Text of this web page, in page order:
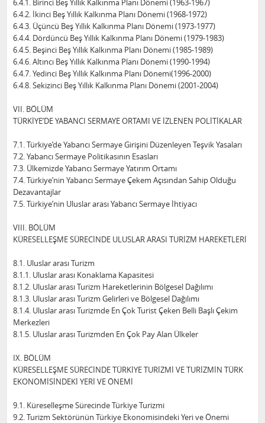
6.4.1. Birinci Beş Yıllık Kalkınma Planı Dönemi (1963-1967)
6.4.2. İkinci Beş Yıllık Kalkınma Planı Dönemi (1968-1972)
6.4.3. Üçüncü Beş Yıllık Kalkınma Planı Dönemi (1973-1977)
6.4.4. Dördüncü Beş Yıllık Kalkınma Planı Dönemi (1979-1983)
6.4.5. Beşinci Beş Yıllık Kalkınma Planı Dönemi (1985-1989)
6.4.6. Altıncı Beş Yıllık Kalkınma Planı Dönemi (1990-1994)
6.4.7. Yedinci Beş Yıllık Kalkınma Planı Dönemi(1996-2000)
6.4.8. Sekizinci Beş Yıllık Kalkınma Planı Dönemi (2001-2004)
VII. BÖLÜM
TÜRKİYE’DE YABANCI SERMAYE ORTAMI VE İZLENEN POLİTİKALAR
7.1. Türkiye’de Yabancı Sermaye Girişini Düzenleyen Teşvik Yasaları
7.2. Yabancı Sermaye Politikasının Esasları
7.3. Ülkemizde Yabancı Sermaye Yatırım Ortamı
7.4. Türkiye’nin Yabancı Sermaye Çekem Açısından Sahip Olduğu
Dezavantajlar
7.5. Türkiye’nin Uluslar arası Yabancı Sermaye İhtiyacı
VIII. BÖLÜM
KÜRESELLEŞME SÜRECİNDE ULUSLAR ARASI TURİZM HAREKETLERİ
8.1. Uluslar arası Turizm
8.1.1. Uluslar arası Konaklama Kapasitesi
8.1.2. Uluslar arası Turizm Hareketlerinin Bölgesel Dağılımı
8.1.3. Uluslar arası Turizm Gelirleri ve Bölgesel Dağılımı
8.1.4. Uluslar arası Turizmde En Çok Turist Çeken Belli Başlı Çekim
Merkezleri
8.1.5. Uluslar arası Turizmden En Çok Pay Alan Ülkeler
IX. BÖLÜM
KÜRESELLEŞME SÜRECİNDE TÜRKİYE TURİZMİ VE TURİZMİN TÜRK
EKONOMİSİNDEKİ YERİ VE ÖNEMİ
9.1. Küreselleşme Sürecinde Türkiye Turizmi
9.2. Turizm Sektörünün Türkiye Ekonomisindeki Yeri ve Önemi